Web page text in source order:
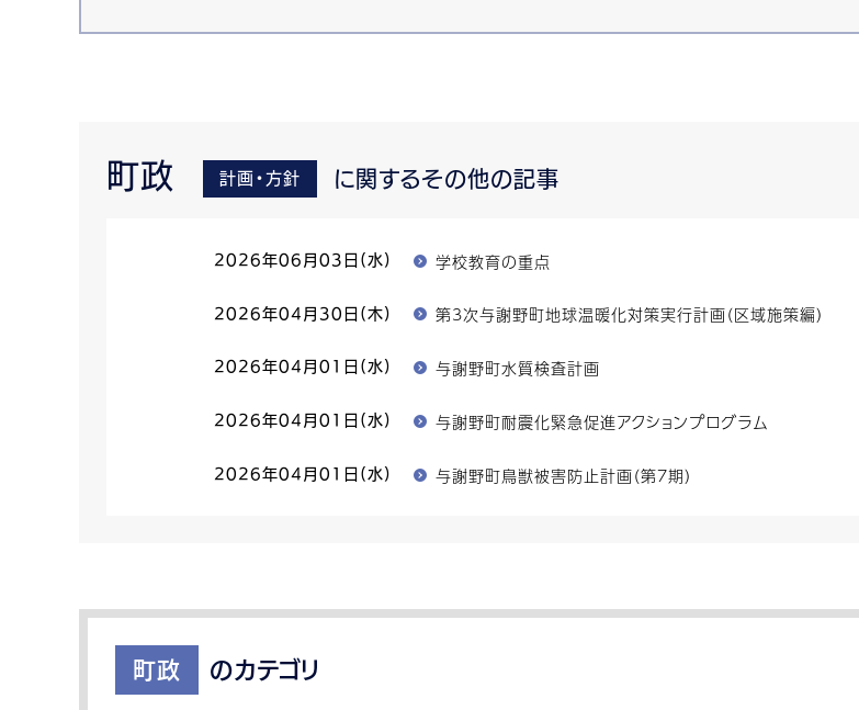
町政 計画・方針 に関するその他の記事
2026年06月03日(水) 学校教育の重点
2026年04月30日(木) 第3次与謝野町地球温暖化対策実行計画（区域施策編）
2026年04月01日(水) 与謝野町水質検査計画
2026年04月01日(水) 与謝野町耐震化緊急促進アクションプログラム
2026年04月01日(水) 与謝野町鳥獣被害防止計画（第7期）
町政 のカテゴリ